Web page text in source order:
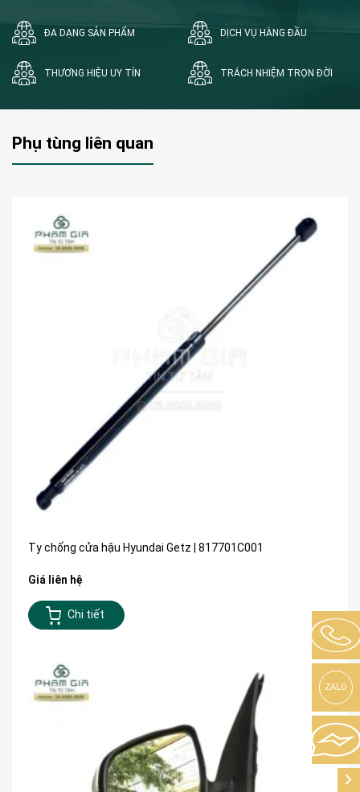
ĐA DẠNG SẢN PHẨM DỊCH VỤ HÀNG ĐẦU
THƯƠNG HIỆU UY TÍN TRÁCH NHIỆM TRỌN ĐỜI
Phụ tùng liên quan
Ty chống cửa hậu Hyundai Getz | 817701C001
Giá liên hệ
Chi tiết
ZALO